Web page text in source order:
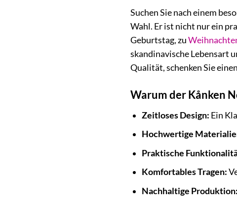
Suchen Sie nach einem
Wahl. Er ist nicht nur ein
Geburtstag, zu
skandinavische Lebensart
Qualität, schenken Sie
Warum der Kånken
Zeitloses Design: Ein
Hochwertige
Praktische
Komfortables Tragen:
Nachhaltige Produktion: